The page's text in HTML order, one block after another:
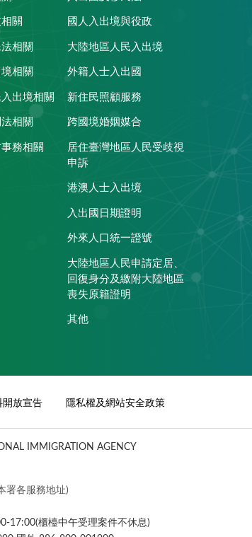
關
相關
相關
出境相關
相關
務相關
國人入出境與役政
大陸地區人民入出境
外籍人士入出國
新住民照顧服務
跨國境婚姻媒合
居住臺灣地區人民受歧視
申訴
港澳人士入出境
入出國日期證明
外來人口統一證號
大陸地區人民申請定居、
回復身分及繳附大陸地區
喪失原籍證明
其他
開放宣告 隱私權及網站安全政策
IMMIGRATION AGENCY
署各服務地址)
17:00(櫃檯中午受理案件不休息)